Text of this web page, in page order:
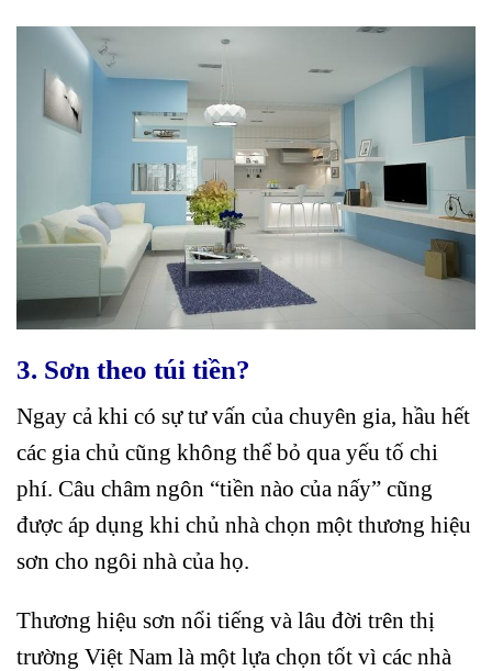
3. Sơn theo túi tiền?
Ngay cả khi có sự tư vấn của chuyên gia, hầu hết
các gia chủ cũng không thể bỏ qua yếu tố chi
phí. Câu châm ngôn “tiền nào của nấy” cũng
được áp dụng khi chủ nhà chọn một thương hiệu
sơn cho ngôi nhà của họ.
Thương hiệu sơn nổi tiếng và lâu đời trên thị
trường Việt Nam là một lựa chọn tốt vì các nhà